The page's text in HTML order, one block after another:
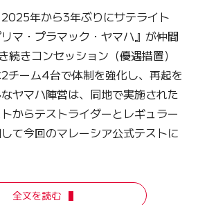
年から3年ぶりにサテライト
マ・プラマック・ヤマハ』が仲間
きコンセッション（優遇措置）
チーム4台で体制を強化し、再起を
ヤマハ陣営は、同地で実施された
からテストライダーとレギュラー
て今回のマレーシア公式テストに
全文を読む